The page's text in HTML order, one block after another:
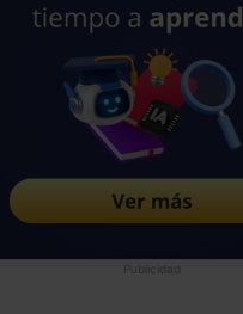
Publicidad